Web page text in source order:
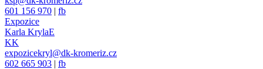
601 156 970 | fb
Expozice
Karla KrylaE
KK
expozicekryl@dk-kromeriz.cz
602 665 903 | fb